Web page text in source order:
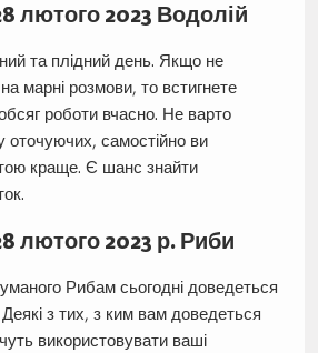
лютого 2023 Водолій
та плідний день. Якщо не
марні розмови, то встигнете
роботи вчасно. Не варто
оточуючих, самостійно ви
краще. Є шанс знайти
лютого 2023 р. Риби
Рибам сьогодні доведеться
з тих, з ким вам доведеться
використовувати ваші